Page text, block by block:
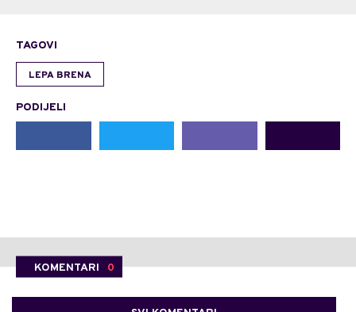
TAGOVI
LEPA BRENA
PODIJELI
KOMENTARI 0